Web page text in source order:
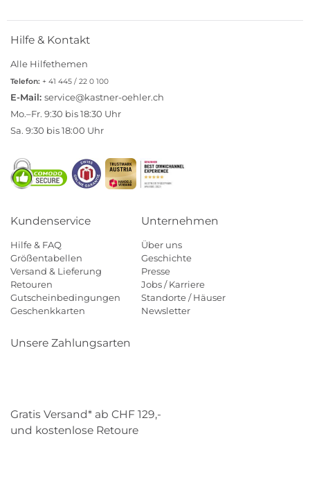
Hilfe & Kontakt
Alle Hilfethemen
Telefon: + 41 445 / 22 0 100
E-Mail: service@kastner-oehler.ch
Mo.–Fr. 9:30 bis 18:30 Uhr
Sa. 9:30 bis 18:00 Uhr
Kundenservice
Hilfe & FAQ
Größentabellen
Versand & Lieferung
Retouren
Gutscheinbedingungen
Geschenkkarten
Unternehmen
Über uns
Geschichte
Presse
Jobs / Karriere
Standorte / Häuser
Newsletter
Unsere Zahlungsarten
Gratis Versand* ab CHF 129,-
und kostenlose Retoure